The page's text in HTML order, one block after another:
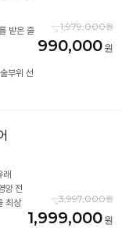
받은 줄
부위 선
1,979,000
990,000
래
양 전
최상
3,997,000
1,999,000